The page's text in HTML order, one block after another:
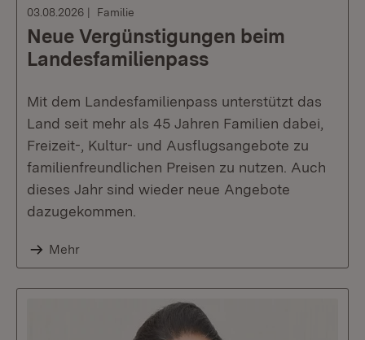
03.08.2026 Familie
Neue Vergünstigungen beim
Landesfamilienpass
Mit dem Landesfamilienpass unterstützt das
Land seit mehr als 45 Jahren Familien dabei,
Freizeit-, Kultur- und Ausflugsangebote zu
familienfreundlichen Preisen zu nutzen. Auch
dieses Jahr sind wieder neue Angebote
dazugekommen.
Mehr